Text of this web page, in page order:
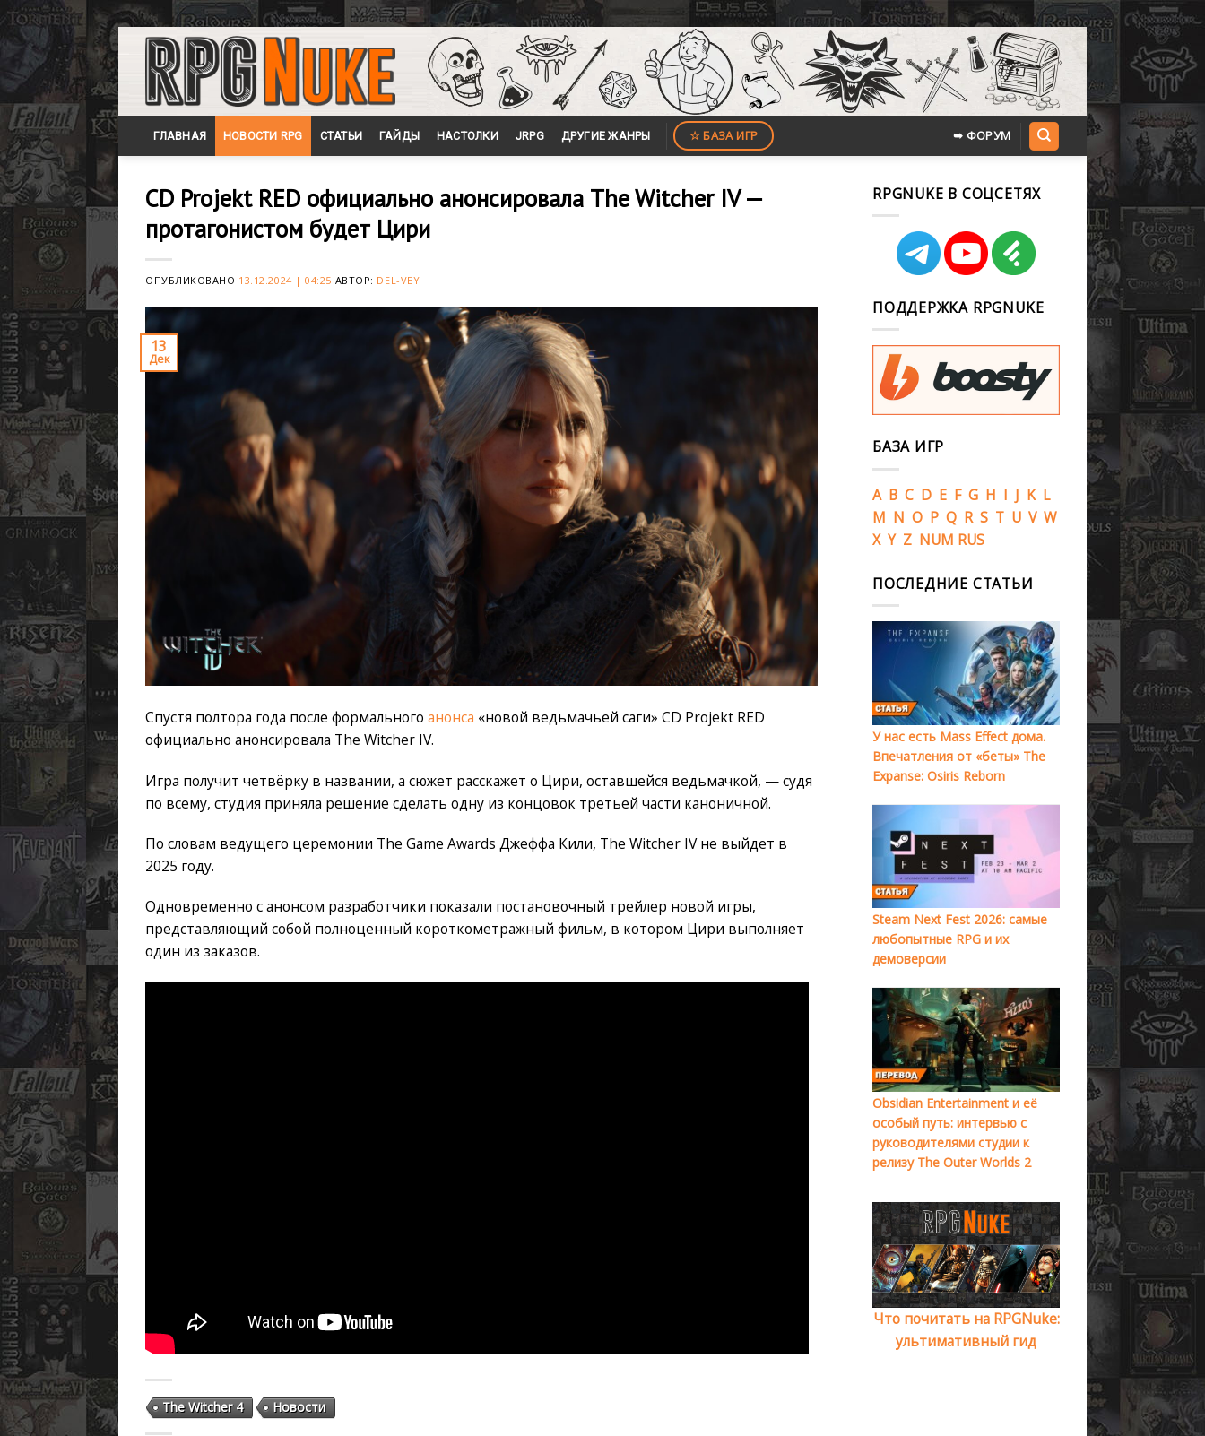
Skip
content
ГЛАВНАЯ НОВОСТИ RPG СТАТЬИ ГАЙДЫ НАСТОЛКИ JRPG ДРУГИЕ ЖАНРЫ ☆ БАЗА ИГР ➥ ФОРУМ
CD Projekt RED официально анонсировала The Witcher IV —
протагонистом будет Цири
ОПУБЛИКОВАНО 13.12.2024 | 04:25 АВТОР: DEL-VEY
13
Дек
Спустя полтора года после формального анонса «новой ведьмачьей саги» CD Projekt RED
официально анонсировала The Witcher IV.
Игра получит четвёрку в названии, а сюжет расскажет о Цири, оставшейся ведьмачкой, — судя
по всему, студия приняла решение сделать одну из концовок третьей части каноничной.
По словам ведущего церемонии The Game Awards Джеффа Кили, The Witcher IV не выйдет в
2025 году.
Одновременно с анонсом разработчики показали постановочный трейлер новой игры,
представляющий собой полноценный короткометражный фильм, в котором Цири выполняет
один из заказов.
The Witcher 4 Новости
RPGNUKE В СОЦСЕТЯХ
ПОДДЕРЖКА RPGNUKE
БАЗА ИГР
A B C D E F G H I J K L
M N O P Q R S T U V W
X Y Z NUM RUS
ПОСЛЕДНИЕ СТАТЬИ
У нас есть Mass Effect дома.
Впечатления от «беты» The
Expanse: Osiris Reborn
Steam Next Fest 2026: самые
любопытные RPG и их
демоверсии
Obsidian Entertainment и её
особый путь: интервью с
руководителями студии к
релизу The Outer Worlds 2
Что почитать на RPGNuke:
ультимативный гид